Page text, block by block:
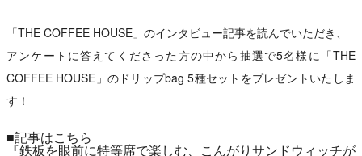
「THE COFFEE HOUSE」のインタビュー記事を読んでいただき、
アンケートに答えてくださった方の中から抽選で5名様に「THE
COFFEE HOUSE」のドリップbag 5種セットをプレゼントいたしま
す！
■記事はこちら
『鉄板を眼前に特等席で楽しむ、こんがりサンドウィッチが